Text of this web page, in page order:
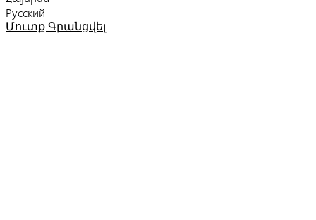
Русский
Մուտք Գրանցվել